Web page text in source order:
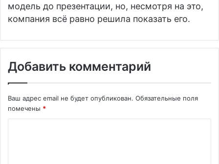
модель до презентации, но, несмотря на это,
компания всё равно решила показать его.
Добавить комментарий
Ваш адрес email не будет опубликован. Обязательные поля
помечены *